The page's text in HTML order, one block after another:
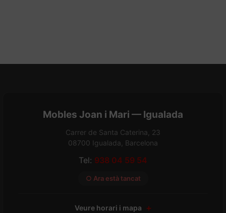
Mobles Joan i Mari — Igualada
Carrer de Santa Caterina, 23
08700 Igualada, Barcelona
Tel: 938 04 59 54
○ Ara està tancat
Veure horari i mapa